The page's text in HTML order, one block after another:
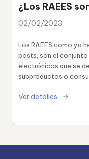
¿Los RAEES
02/02/2023
Los RAEES como ya
posts, son el
electrónicos que se
subproductos o
Ver detalles